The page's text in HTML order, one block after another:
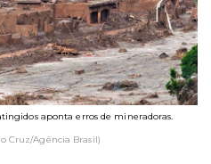
aponta erros de mineradoras.
Cruz/Agência Brasil)